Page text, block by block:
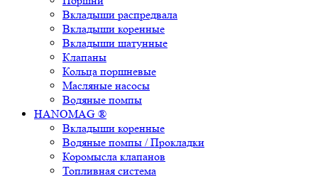
Вкладыши распредвала
Вкладыши коренные
Вкладыши шатунные
Клапаны
Кольца поршневые
Масляные насосы
Водяные помпы
HANOMAG ®
Вкладыши коренные
Водяные помпы / Прокладки
Коромысла клапанов
Топливная система